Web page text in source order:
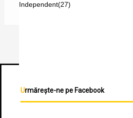
Independent(27)
Urmărește-ne pe Facebook